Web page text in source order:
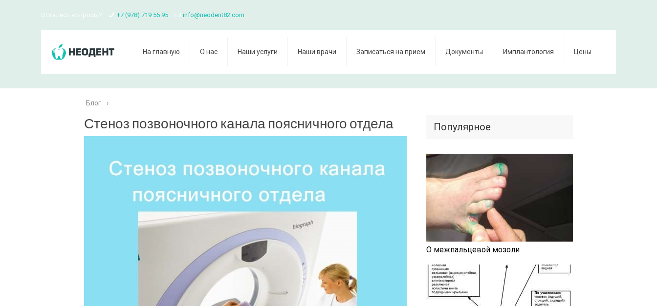
Остались вопросы? +7 (978) 719 55 95 info@neodent82.com
На главную О нас Наши услуги Наши врачи Записаться на прием Документы Имплантология Цены
Блог ›
Стеноз позвоночного канала поясничного отдела Популярное
О межпальцевой мозоли